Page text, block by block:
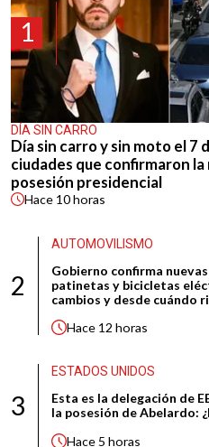
1
DÍA SIN CARRO
Día sin carro y sin moto el 7
ciudades que confirmaron la
posesión presidencial
Hace 10 horas
2
AUTOMOVILISMO
Gobierno confirma
patinetas y bicicletas
cambios y desde cuándo
Hace 12 horas
3
ESTADOS UNIDOS
Esta es la delegación de
la posesión de Abelardo:
Hace 5 horas